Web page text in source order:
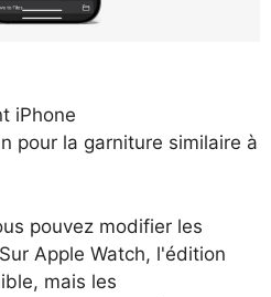
iPhone
pour la garniture similaire à
pouvez modifier les
Apple Watch, l'édition
mais les